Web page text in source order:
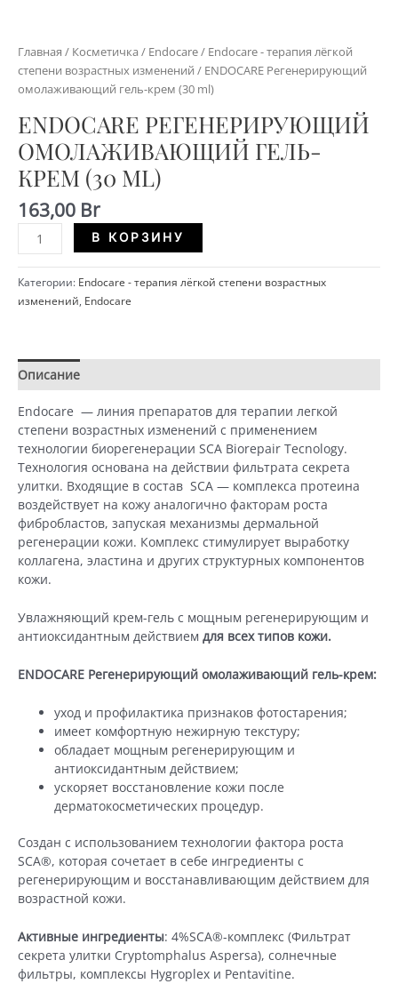
Главная / Косметичка / Endocare/ Endocare - терапия лёгкой
степени возрастных изменений / ENDOCARE Регенерирующий
омолаживающий гель-крем (30 ml)
ENDOCARE РЕГЕНЕРИРУЮЩИЙ
ОМОЛАЖИВАЮЩИЙ ГЕЛЬ-
КРЕМ (30 ML)
163,00 Br
Количество
ENDOCARE
Регенерирующий
омолаживающий
гель-
ml)
В КОРЗИНУ
Категории: Endocare - терапия лёгкой степени возрастных
изменений, Endocare
Описание
Endocare — линия препаратов для терапии легкой
степени возрастных изменений с применением
технологии биорегенерации SCA Biorepair Tecnology.
Технология основана на действии фильтрата секрета
улитки. Входящие в состав SCA — комплекса протеина
воздействует на кожу аналогично факторам роста
фибробластов, запуская механизмы дермальной
регенерации кожи. Комплекс стимулирует выработку
коллагена, эластина и других структурных компонентов
кожи.
Увлажняющий крем-гель с мощным регенерирующим и
антиоксидантным действием для всех типов кожи.
ENDOCARE Регенерирующий омолаживающий гель-крем:
уход и профилактика признаков фотостарения;
имеет комфортную нежирную текстуру;
обладает мощным регенерирующим и
антиоксидантным действием;
ускоряет восстановление кожи после
дерматокосметических процедур.
Создан с использованием технологии фактора роста
SCA®, которая сочетает в себе ингредиенты с
регенерирующим и восстанавливающим действием для
возрастной кожи.
Активные ингредиенты: 4%SCA®-комплекс (Фильтрат
секрета улитки Cryptomphalus Aspersa), солнечные
фильтры, комплексы Hygroplex и Pentavitine.